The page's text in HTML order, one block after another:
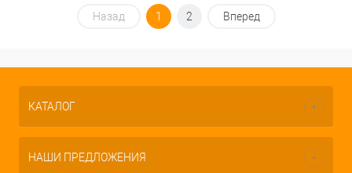
Назад 1 2 Вперед
КАТАЛОГ
НАШИ ПРЕДЛОЖЕНИЯ